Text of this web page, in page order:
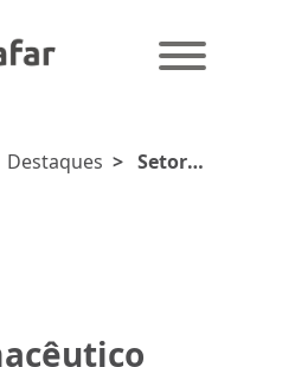
Destaques > Setor